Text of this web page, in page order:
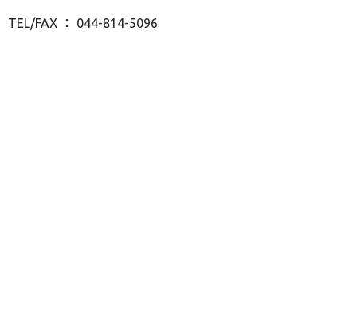
TEL/FAX ： 044-814-5096